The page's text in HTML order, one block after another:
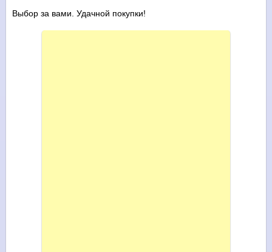
Выбор за вами. Удачной покупки!